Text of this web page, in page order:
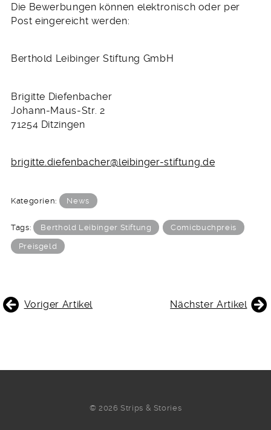
Die Bewerbungen können elektronisch oder per
Post eingereicht werden:
Berthold Leibinger Stiftung GmbH
Brigitte Diefenbacher
Johann-Maus-Str. 2
71254 Ditzingen
brigitte.diefenbacher@leibinger-stiftung.de
Kategorien: News
Tags: Berthold Leibinger Stiftung Comicbuchpreis
Preisgeld
BEITRAGSNAVIGATION
Voriger Artikel Nächster Artikel
© 2026 Strips & Stories